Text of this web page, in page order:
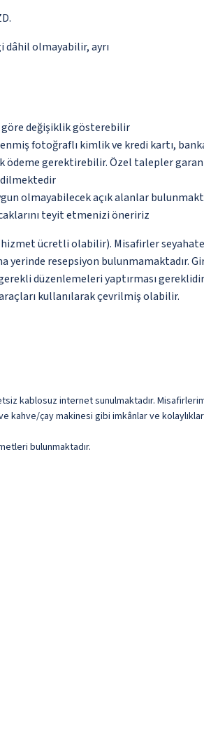
olmayabilir, ayrı
göre değişiklik gösterebilir
fotoğraflı kimlik ve kredi kartı,
ödeme gerektirebilir. Özel talepler
olmayabilecek açık alanlar
teyit etmenizi öneririz
ücretli olabilir). Misafirler
yerinde resepsiyon bulunmamaktadır.
düzenlemeleri yaptırması
kullanılarak çevrilmiş olabilir.
kablosuz internet sunulmaktadır.
çay makinesi gibi imkânlar ve
bulunmaktadır.